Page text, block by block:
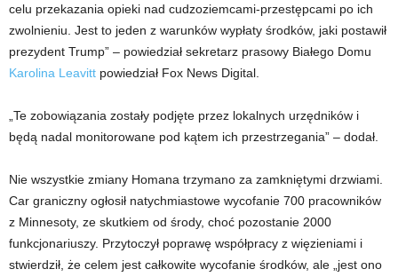
celu przekazania opieki nad cudzoziemcami-przestępcami po ich
zwolnieniu. Jest to jeden z warunków wypłaty środków, jaki postawił
prezydent Trump” – powiedział sekretarz prasowy Białego Domu
Karolina Leavitt powiedział Fox News Digital.
„Te zobowiązania zostały podjęte przez lokalnych urzędników i
będą nadal monitorowane pod kątem ich przestrzegania” – dodał.
Nie wszystkie zmiany Homana trzymano za zamkniętymi drzwiami.
Car graniczny ogłosił natychmiastowe wycofanie 700 pracowników
z Minnesoty, ze skutkiem od środy, choć pozostanie 2000
funkcjonariuszy. Przytoczył poprawę współpracy z więzieniami i
stwierdził, że celem jest całkowite wycofanie środków, ale „jest ono